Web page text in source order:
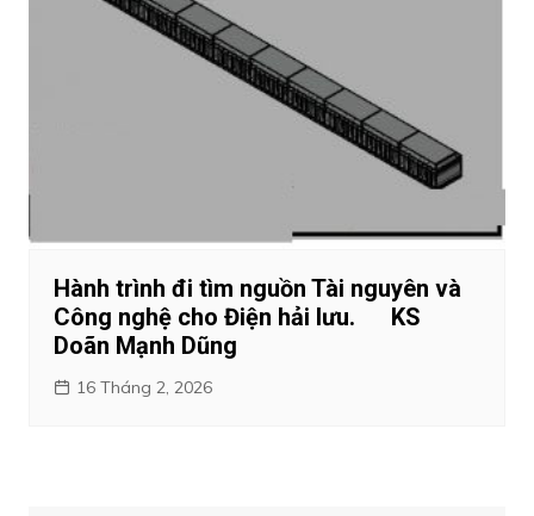
Hành trình đi tìm nguồn Tài nguyên và
Công nghệ cho Điện hải lưu. KS
Doãn Mạnh Dũng
16 Tháng 2, 2026